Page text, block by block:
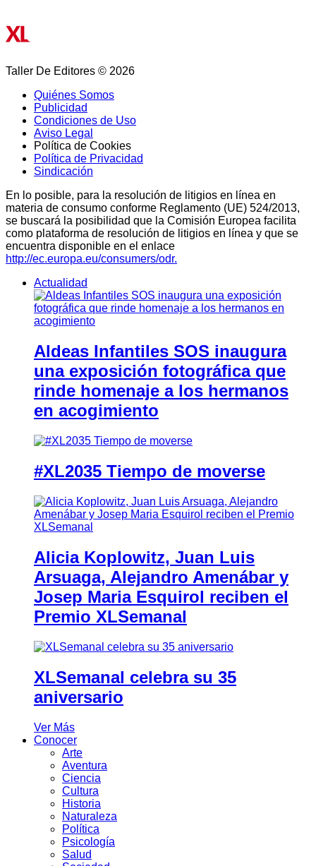
Taller De Editores © 2026
Quiénes Somos
Publicidad
Condiciones de Uso
Aviso Legal
Política de Cookies
Política de Privacidad
Sindicación
En lo posible, para la resolución de litigios en línea en
materia de consumo conforme Reglamento (UE) 524/2013,
se buscará la posibilidad que la Comisión Europea facilita
como plataforma de resolución de litigios en línea y que se
encuentra disponible en el enlace
http://ec.europa.eu/consumers/odr.
Actualidad
Aldeas Infantiles SOS inaugura
una exposición fotográfica que
rinde homenaje a los hermanos
en acogimiento
#XL2035 Tiempo de moverse
Alicia Koplowitz, Juan Luis
Arsuaga, Alejandro Amenábar y
Josep Maria Esquirol reciben el
Premio XLSemanal
XLSemanal celebra su 35
aniversario
Ver Más
Conocer
Arte
Aventura
Ciencia
Cultura
Historia
Naturaleza
Política
Psicología
Salud